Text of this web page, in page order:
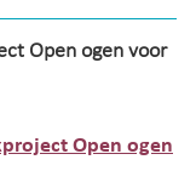
Open ogen voor
Open ogen